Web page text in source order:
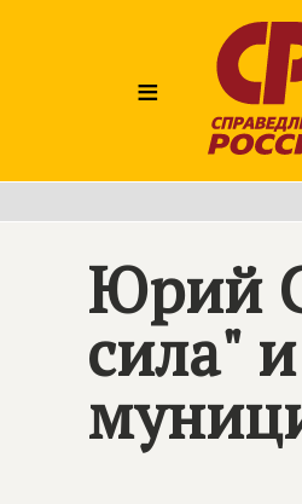
≡
Юрий
сила"